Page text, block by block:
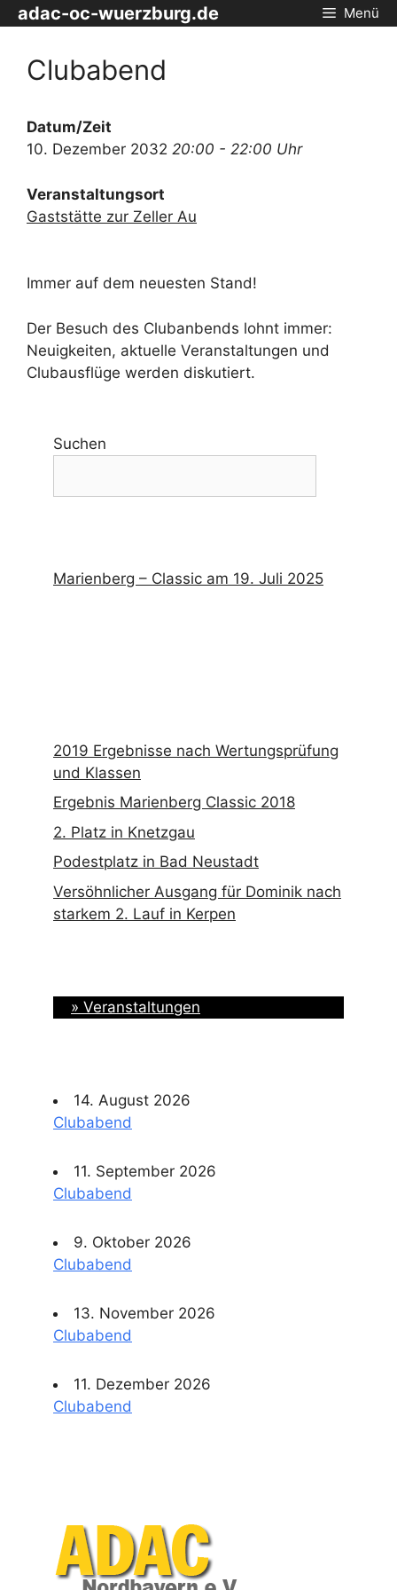
Zum
Inhalt
adac-oc-wuerzburg.de Menü
Clubabend
Datum/Zeit
10. Dezember 2032 20:00 - 22:00 Uhr
Veranstaltungsort
Gaststätte zur Zeller Au
Immer auf dem neuesten Stand!
Der Besuch des Clubanbends lohnt immer:
Neuigkeiten, aktuelle Veranstaltungen und
Clubausflüge werden diskutiert.
Suchen
Marienberg – Classic am 19. Juli 2025
2019 Ergebnisse nach Wertungsprüfung
und Klassen
Ergebnis Marienberg Classic 2018
2. Platz in Knetzgau
Podestplatz in Bad Neustadt
Versöhnlicher Ausgang für Dominik nach
starkem 2. Lauf in Kerpen
» Veranstaltungen
14. August 2026
Clubabend
11. September 2026
Clubabend
9. Oktober 2026
Clubabend
13. November 2026
Clubabend
11. Dezember 2026
Clubabend